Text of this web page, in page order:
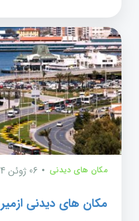
مکان های دیدنی 06 ژوئن 2024
مکان های دیدنی ازمیر